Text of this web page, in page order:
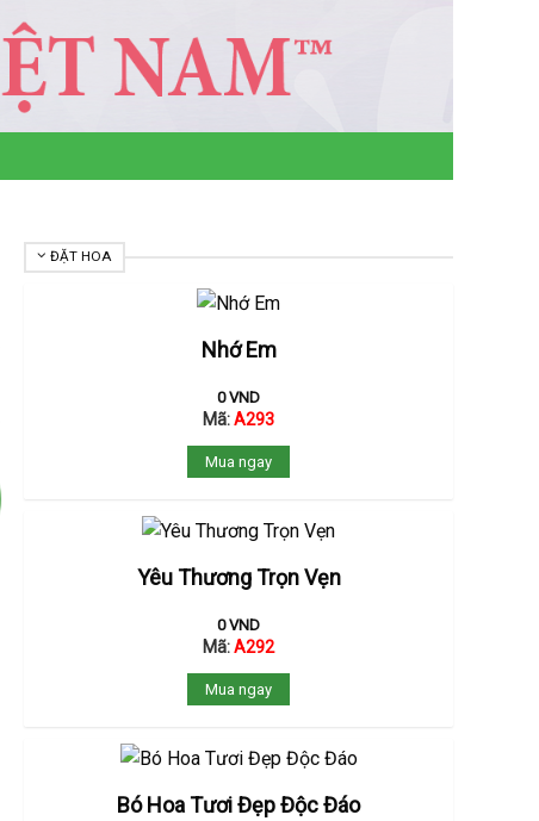
ĐẶT HOA
Nhớ Em
0VND
Mã:A293
Mua ngay
Yêu Thương Trọn Vẹn
0VND
Mã:A292
Mua ngay
Bó Hoa Tươi Đẹp Độc Đáo